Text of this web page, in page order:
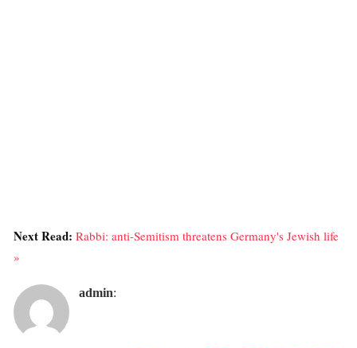
Next Read: Rabbi: anti-Semitism threatens Germany's Jewish life
»
admin: